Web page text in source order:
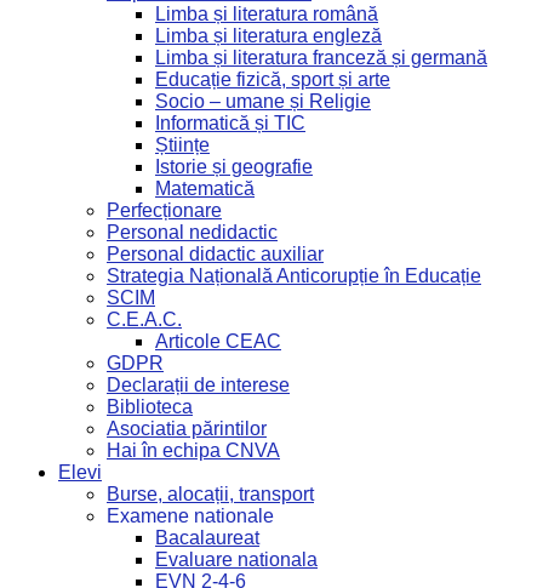
Limba și literatura română
Limba și literatura engleză
Limba și literatura franceză și germană
Educație fizică, sport și arte
Socio – umane și Religie
Informatică și TIC
Științe
Istorie și geografie
Matematică
Perfecționare
Personal nedidactic
Personal didactic auxiliar
Strategia Națională Anticorupție în Educație
SCIM
C.E.A.C.
Articole CEAC
GDPR
Declarații de interese
Biblioteca
Asociatia părintilor
Hai în echipa CNVA
Elevi
Burse, alocații, transport
Examene nationale
Bacalaureat
Evaluare nationala
EVN 2-4-6